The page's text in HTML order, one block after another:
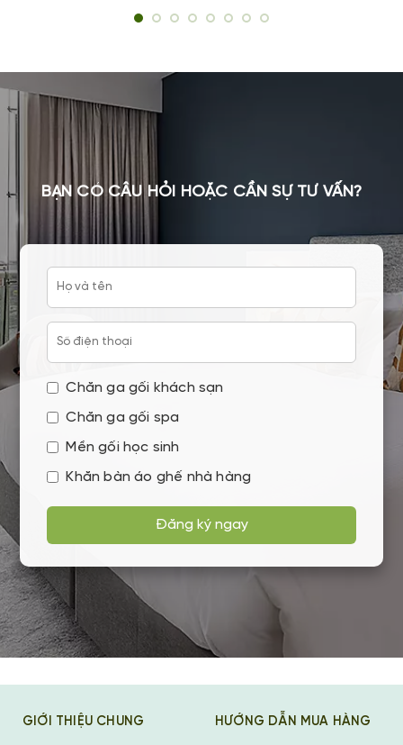
BẠN CÓ CÂU HỎI HOẶC CẦN SỰ TƯ VẤN?
Chăn ga gối khách sạn
Chăn ga gối spa
Mền gối học sinh
Khăn bàn áo ghế nhà hàng
Đăng ký ngay
GIỚI THIỆU CHUNG HƯỚNG DẪN MUA HÀNG